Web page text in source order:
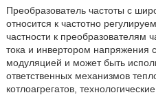
Преобразователь частоты с
относится к частотно
частности к преобразователям
тока и инвертором напряжения
модуляцией и может быть
ответственных механизмов
котлоагрегатов,